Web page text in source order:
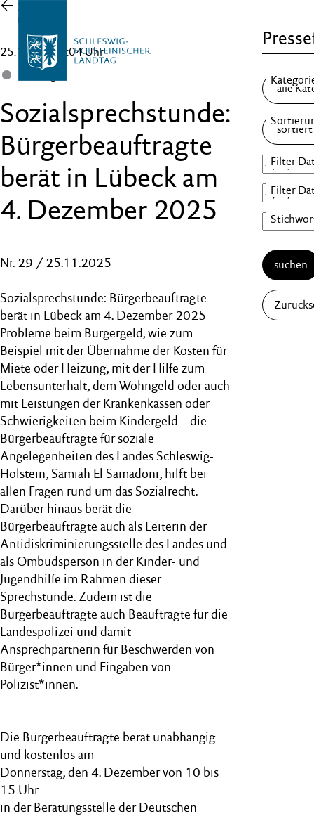
Zur
Übersicht
25.11.25 , 08:04 Uhr
Sozialsprechstunde:
Bürgerbeauftragte
berät in Lübeck am
4. Dezember 2025
Nr. 29 / 25.11.2025
Sozialsprechstunde: Bürgerbeauftragte
berät in Lübeck am 4. Dezember 2025
Probleme beim Bürgergeld, wie zum
Beispiel mit der Übernahme der Kosten für
Miete oder Heizung, mit der Hilfe zum
Lebensunterhalt, dem Wohngeld oder auch
mit Leistungen der Krankenkassen oder
Schwierigkeiten beim Kindergeld – die
Bürgerbeauftragte für soziale
Angelegenheiten des Landes Schleswig-
Holstein, Samiah El Samadoni, hilft bei
allen Fragen rund um das Sozialrecht.
Darüber hinaus berät die
Bürgerbeauftragte auch als Leiterin der
Antidiskriminierungsstelle des Landes und
als Ombudsperson in der Kinder- und
Jugendhilfe im Rahmen dieser
Sprechstunde. Zudem ist die
Bürgerbeauftragte auch Beauftragte für die
Landespolizei und damit
Ansprechpartnerin für Beschwerden von
Bürger*innen und Eingaben von
Polizist*innen.
Die Bürgerbeauftragte berät unabhängig
und kostenlos am
Donnerstag, den 4. Dezember von 10 bis
15 Uhr
in der Beratungsstelle der Deutschen
suchen